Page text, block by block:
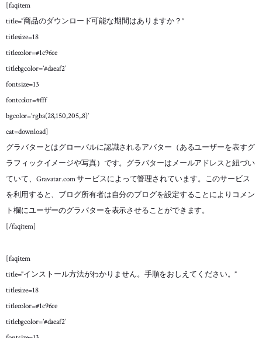
[faqitem
title=”商品のダウンロード可能な期間はありますか？”
titlesize=18
titlecolor=#1c96ce
titlebgcolor=’#daeaf2′
fontsize=13
fontcolor=#fff
bgcolor=’rgba(28,150,205,.8)’
cat=download]
グラバターとはグローバルに認識されるアバター（あるユーザーを表すグ
ラフィックイメージや写真）です。グラバターはメールアドレスと紐づい
ていて、Gravatar.com サービスによって管理されています。このサービス
を利用すると、ブログ所有者は自分のブログを設定することによりコメン
ト欄にユーザーのグラバターを表示させることができます。
[/faqitem]
[faqitem
title=”インストール方法がわかりません。手順をおしえてください。”
titlesize=18
titlecolor=#1c96ce
titlebgcolor=’#daeaf2′